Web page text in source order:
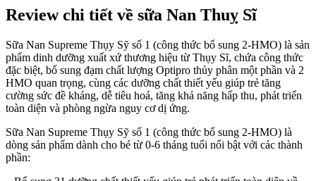
Si
co
khac
nhau?
Review
sữa
Nan
Review chi tiết về sữa Nan Thuỵ Sĩ
Sữa Nan Supreme Thụy Sỹ số 1 (công thức bổ sung 2-HMO) là sản
phẩm dinh dưỡng xuất xứ thương hiệu từ Thụy Sĩ, chứa công thức
đặc biệt, bổ sung đạm chất lượng Optipro thủy phân một phần và 2
HMO quan trọng, cùng các dưỡng chất thiết yếu giúp trẻ tăng
cường sức đề kháng, dễ tiêu hoá, tăng khả năng hấp thu, phát triển
toàn diện và phòng ngừa nguy cơ dị ứng.
Sữa Nan Supreme Thụy Sỹ số 1 (công thức bổ sung 2-HMO) là
dòng sản phẩm dành cho bé từ 0-6 tháng tuổi nổi bật với các thành
phần: